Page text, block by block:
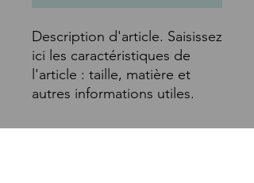
Description d'article. Saisissez
ici les caractéristiques de
l'article : taille, matière et
autres informations utiles.